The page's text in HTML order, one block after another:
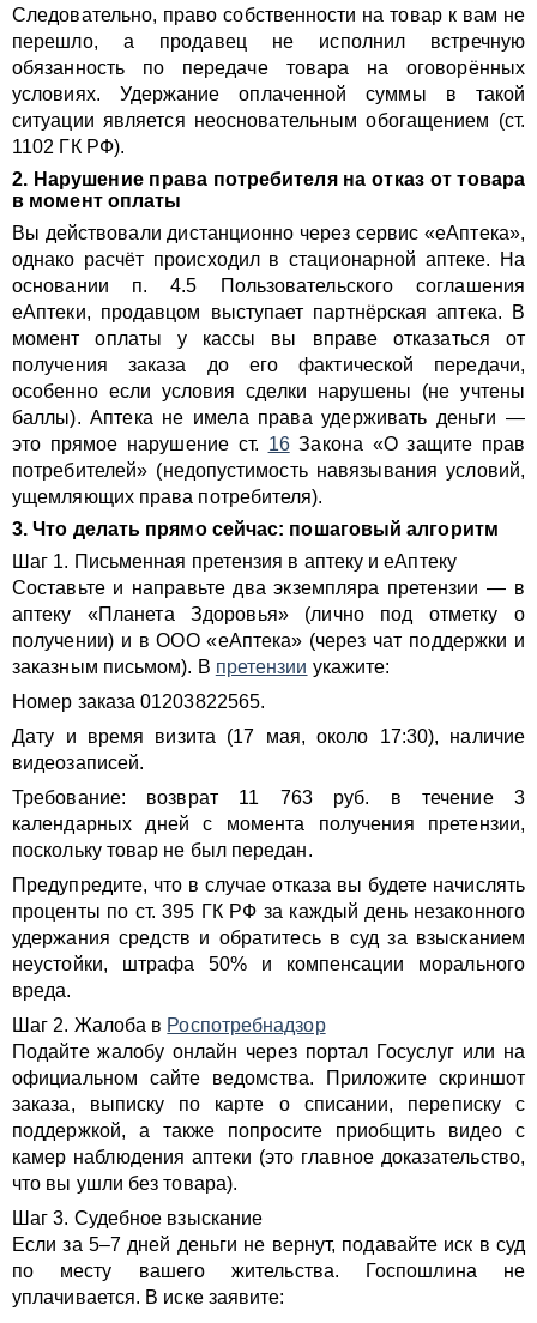
Следовательно, право собственности на товар к вам не
перешло, а продавец не исполнил встречную
обязанность по передаче товара на оговорённых
условиях. Удержание оплаченной суммы в такой
ситуации является неосновательным обогащением (ст.
1102 ГК РФ).
2. Нарушение права потребителя на отказ от товара
в момент оплаты
Вы действовали дистанционно через сервис «еАптека»,
однако расчёт происходил в стационарной аптеке. На
основании п. 4.5 Пользовательского соглашения
еАптеки, продавцом выступает партнёрская аптека. В
момент оплаты у кассы вы вправе отказаться от
получения заказа до его фактической передачи,
особенно если условия сделки нарушены (не учтены
баллы). Аптека не имела права удерживать деньги —
это прямое нарушение ст. 16Закона «О защите прав
потребителей» (недопустимость навязывания условий,
ущемляющих права потребителя).
3. Что делать прямо сейчас: пошаговый алгоритм
Шаг 1. Письменная претензия в аптеку и еАптеку
Составьте и направьте два экземпляра претензии — в
аптеку «Планета Здоровья» (лично под отметку о
получении) и в ООО «еАптека» (через чат поддержки и
заказным письмом). В претензии укажите:
Номер заказа 01203822565.
Дату и время визита (17 мая, около 17:30), наличие
видеозаписей.
Требование: возврат 11 763 руб. в течение 3
календарных дней с момента получения претензии,
поскольку товар не был передан.
Предупредите, что в случае отказа вы будете начислять
проценты по ст. 395 ГК РФ за каждый день незаконного
удержания средств и обратитесь в суд за взысканием
неустойки, штрафа 50% и компенсации морального
вреда.
Шаг 2. Жалоба в Роспотребнадзор
Подайте жалобу онлайн через портал Госуслуг или на
официальном сайте ведомства. Приложите скриншот
заказа, выписку по карте о списании, переписку с
поддержкой, а также попросите приобщить видео с
камер наблюдения аптеки (это главное доказательство,
что вы ушли без товара).
Шаг 3. Судебное взыскание
Если за 5–7 дней деньги не вернут, подавайте иск в суд
по месту вашего жительства. Госпошлина не
уплачивается. В иске заявите: